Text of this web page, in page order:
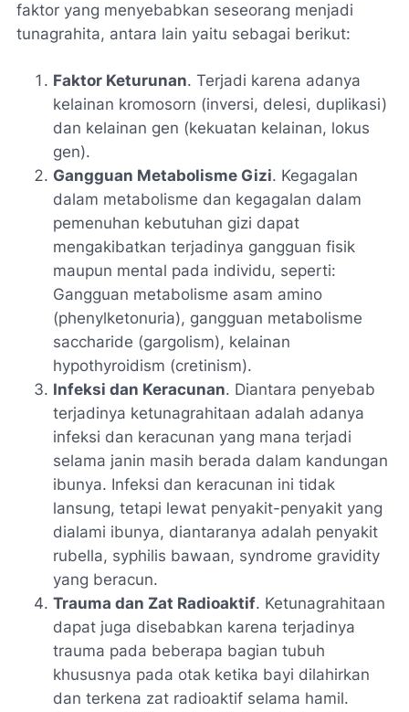
faktor yang menyebabkan seseorang menjadi
tunagrahita, antara lain yaitu sebagai berikut:
Faktor Keturunan. Terjadi karena adanya
kelainan kromosorn (inversi, delesi, duplikasi)
dan kelainan gen (kekuatan kelainan, lokus
gen).
Gangguan Metabolisme Gizi. Kegagalan
dalam metabolisme dan kegagalan dalam
pemenuhan kebutuhan gizi dapat
mengakibatkan terjadinya gangguan fisik
maupun mental pada individu, seperti:
Gangguan metabolisme asam amino
(phenylketonuria), gangguan metabolisme
saccharide (gargolism), kelainan
hypothyroidism (cretinism).
Infeksi dan Keracunan. Diantara penyebab
terjadinya ketunagrahitaan adalah adanya
infeksi dan keracunan yang mana terjadi
selama janin masih berada dalam kandungan
ibunya. Infeksi dan keracunan ini tidak
lansung, tetapi lewat penyakit-penyakit yang
dialami ibunya, diantaranya adalah penyakit
rubella, syphilis bawaan, syndrome gravidity
yang beracun.
Trauma dan Zat Radioaktif. Ketunagrahitaan
dapat juga disebabkan karena terjadinya
trauma pada beberapa bagian tubuh
khususnya pada otak ketika bayi dilahirkan
dan terkena zat radioaktif selama hamil.